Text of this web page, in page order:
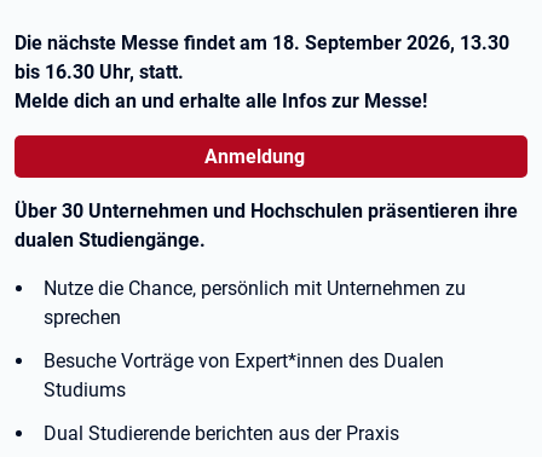
Die nächste Messe findet am 18. September 2026, 13.30
bis 16.30 Uhr, statt.
Melde dich an und erhalte alle Infos zur Messe!
Anmeldung
Über 30 Unternehmen und Hochschulen präsentieren ihre
dualen Studiengänge.
Nutze die Chance, persönlich mit Unternehmen zu
sprechen
Besuche Vorträge von Expert*innen des Dualen
Studiums
Dual Studierende berichten aus der Praxis